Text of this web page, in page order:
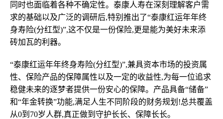
同时也面临着各种不确定性。泰康人寿在深刻理解客户需
求的基础以及广泛的调研后,特别推出了“泰康红运年年终
身寿险(分红型)”,这不仅是一份保险,更是能为美好未来添
砖加瓦的利器。
“泰康红运年年终身寿险(分红型)”,兼具资本市场的投资属
性、保险产品的保障属性以及一定的收益性,为每一位追求
稳健未来的逐梦者提供一份安心的保障。产品具备“储备”
和“年金转换”功能,满足人生不同阶段的财务规划!总共覆盖
从0到70岁人群,真正做到守护长长、保障长长。